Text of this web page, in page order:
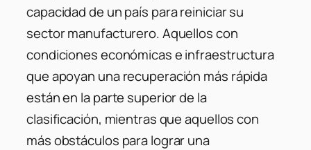
capacidad de un país para reiniciar su
sector manufacturero. Aquellos con
condiciones económicas e infraestructura
que apoyan una recuperación más rápida
están en la parte superior de la
clasificación, mientras que aquellos con
más obstáculos para lograr una